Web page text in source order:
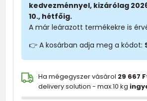
kedvezménnyel, kizárólag
10., hétfőig.
A már leárazott termékekre is
👉 A kosárban adja meg a kódot:
Ha mégegyszer vásárol 29 667
delivery solution - max.10 kg